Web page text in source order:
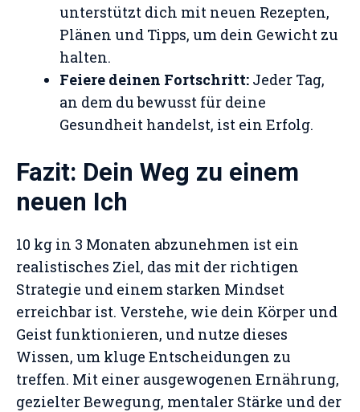
unterstützt dich mit neuen Rezepten,
Plänen und Tipps, um dein Gewicht zu
halten.
Feiere deinen Fortschritt: Jeder Tag,
an dem du bewusst für deine
Gesundheit handelst, ist ein Erfolg.
Fazit: Dein Weg zu einem
neuen Ich
10 kg in 3 Monaten abzunehmen ist ein
realistisches Ziel, das mit der richtigen
Strategie und einem starken Mindset
erreichbar ist. Verstehe, wie dein Körper und
Geist funktionieren, und nutze dieses
Wissen, um kluge Entscheidungen zu
treffen. Mit einer ausgewogenen Ernährung,
gezielter Bewegung, mentaler Stärke und der